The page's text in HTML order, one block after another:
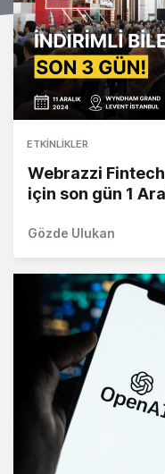
ETKINLIKLER
Webrazzi
için son gün 1
Gözde Ulukan